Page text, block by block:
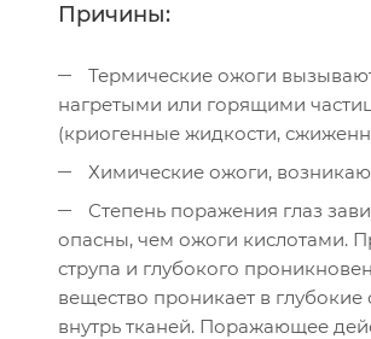
Причины:
Термические ожоги
нагретыми или горящими
(криогенные жидкости,
Химические ожоги,
Степень поражения глаз
опасны, чем ожоги кислотами.
струпа и глубокого
вещество проникает в
внутрь тканей. Поражающее